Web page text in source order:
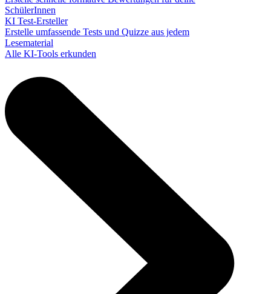
SchülerInnen
KI Test-Ersteller
Erstelle umfassende Tests und Quizze aus jedem
Lesematerial
Alle KI-Tools erkunden